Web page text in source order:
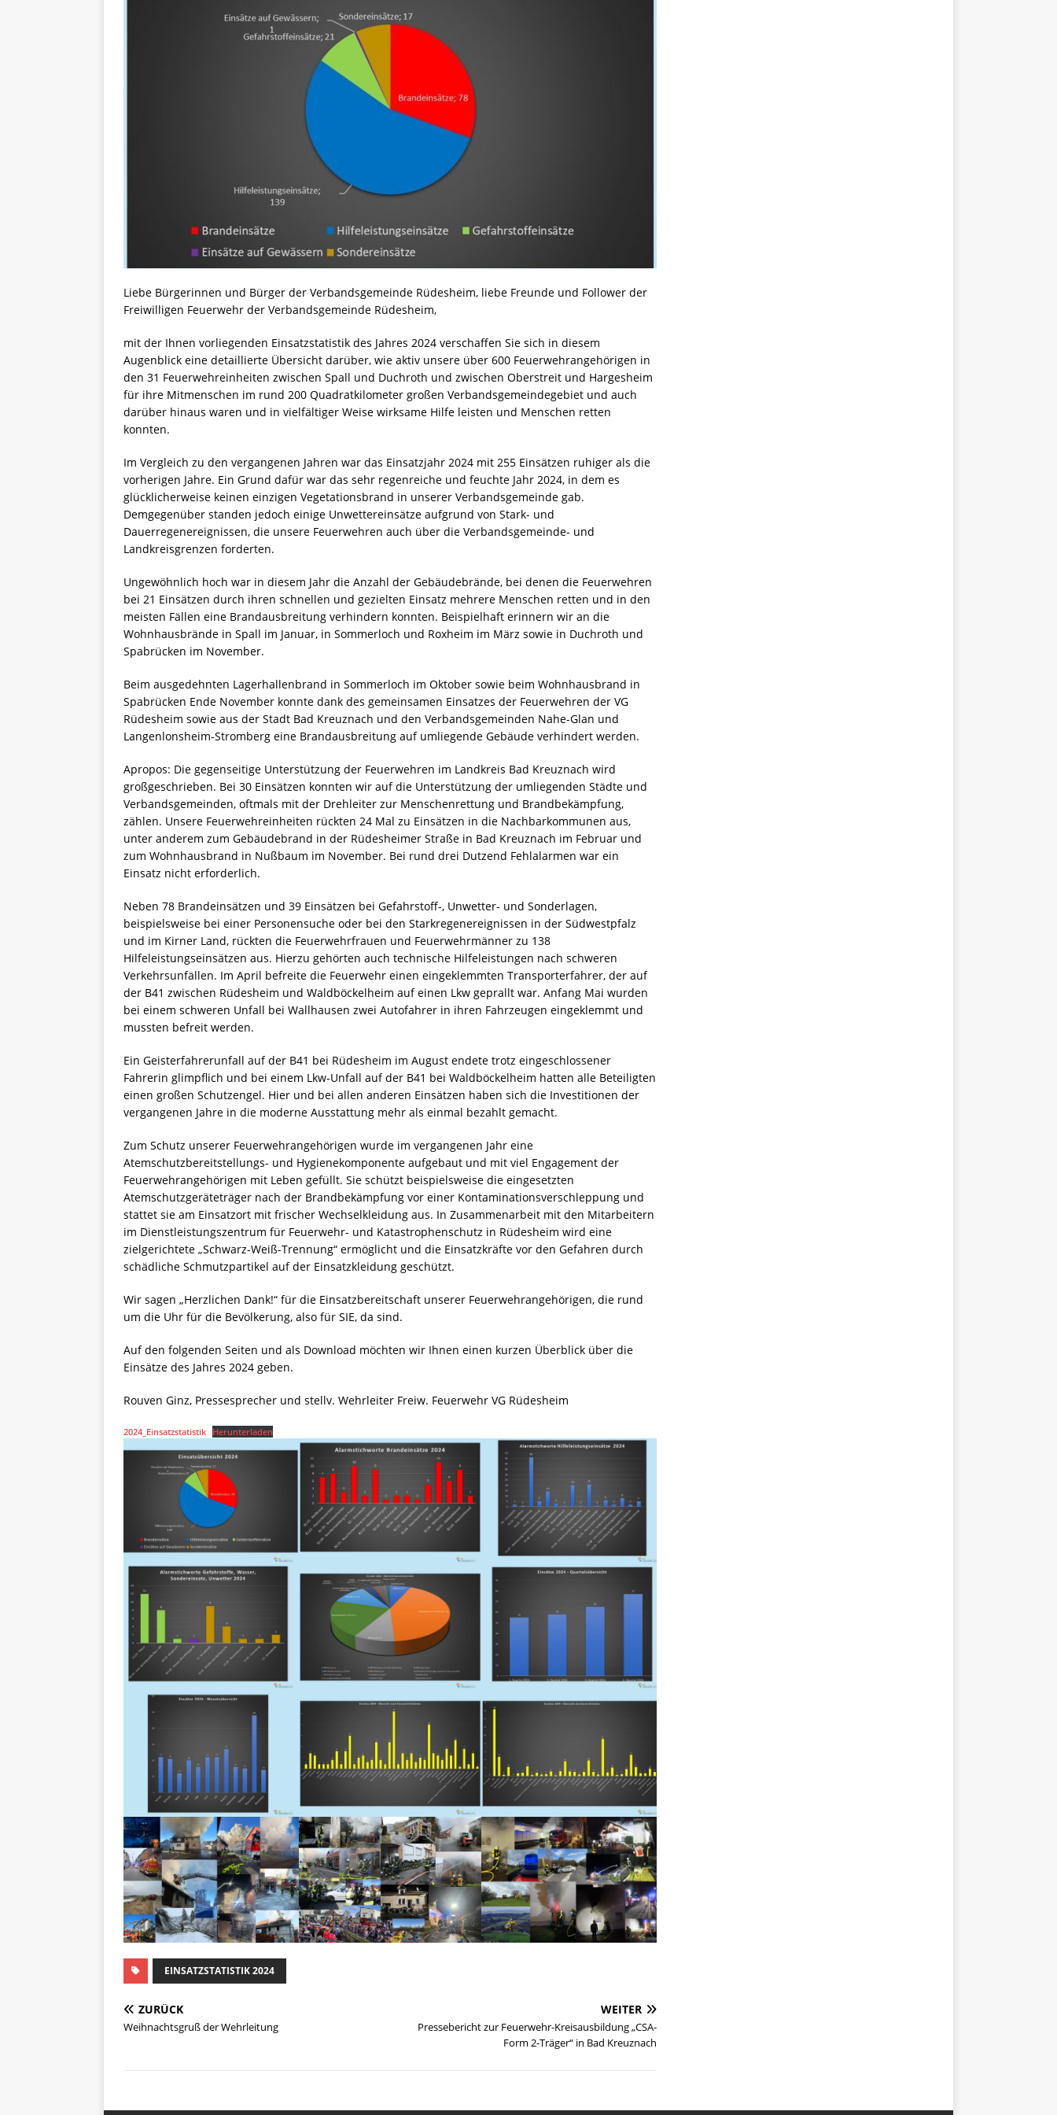
Liebe Bürgerinnen und Bürger der Verbandsgemeinde Rüdesheim, liebe Freunde und Follower der
Freiwilligen Feuerwehr der Verbandsgemeinde Rüdesheim,
mit der Ihnen vorliegenden Einsatzstatistik des Jahres 2024 verschaffen Sie sich in diesem
Augenblick eine detaillierte Übersicht darüber, wie aktiv unsere über 600 Feuerwehrangehörigen in
den 31 Feuerwehreinheiten zwischen Spall und Duchroth und zwischen Oberstreit und Hargesheim
für ihre Mitmenschen im rund 200 Quadratkilometer großen Verbandsgemeindegebiet und auch
darüber hinaus waren und in vielfältiger Weise wirksame Hilfe leisten und Menschen retten
konnten.
Im Vergleich zu den vergangenen Jahren war das Einsatzjahr 2024 mit 255 Einsätzen ruhiger als die
vorherigen Jahre. Ein Grund dafür war das sehr regenreiche und feuchte Jahr 2024, in dem es
glücklicherweise keinen einzigen Vegetationsbrand in unserer Verbandsgemeinde gab.
Demgegenüber standen jedoch einige Unwettereinsätze aufgrund von Stark- und
Dauerregenereignissen, die unsere Feuerwehren auch über die Verbandsgemeinde- und
Landkreisgrenzen forderten.
Ungewöhnlich hoch war in diesem Jahr die Anzahl der Gebäudebrände, bei denen die Feuerwehren
bei 21 Einsätzen durch ihren schnellen und gezielten Einsatz mehrere Menschen retten und in den
meisten Fällen eine Brandausbreitung verhindern konnten. Beispielhaft erinnern wir an die
Wohnhausbrände in Spall im Januar, in Sommerloch und Roxheim im März sowie in Duchroth und
Spabrücken im November.
Beim ausgedehnten Lagerhallenbrand in Sommerloch im Oktober sowie beim Wohnhausbrand in
Spabrücken Ende November konnte dank des gemeinsamen Einsatzes der Feuerwehren der VG
Rüdesheim sowie aus der Stadt Bad Kreuznach und den Verbandsgemeinden Nahe-Glan und
Langenlonsheim-Stromberg eine Brandausbreitung auf umliegende Gebäude verhindert werden.
Apropos: Die gegenseitige Unterstützung der Feuerwehren im Landkreis Bad Kreuznach wird
großgeschrieben. Bei 30 Einsätzen konnten wir auf die Unterstützung der umliegenden Städte und
Verbandsgemeinden, oftmals mit der Drehleiter zur Menschenrettung und Brandbekämpfung,
zählen. Unsere Feuerwehreinheiten rückten 24 Mal zu Einsätzen in die Nachbarkommunen aus,
unter anderem zum Gebäudebrand in der Rüdesheimer Straße in Bad Kreuznach im Februar und
zum Wohnhausbrand in Nußbaum im November. Bei rund drei Dutzend Fehlalarmen war ein
Einsatz nicht erforderlich.
Neben 78 Brandeinsätzen und 39 Einsätzen bei Gefahrstoff-, Unwetter- und Sonderlagen,
beispielsweise bei einer Personensuche oder bei den Starkregenereignissen in der Südwestpfalz
und im Kirner Land, rückten die Feuerwehrfrauen und Feuerwehrmänner zu 138
Hilfeleistungseinsätzen aus. Hierzu gehörten auch technische Hilfeleistungen nach schweren
Verkehrsunfällen. Im April befreite die Feuerwehr einen eingeklemmten Transporterfahrer, der auf
der B41 zwischen Rüdesheim und Waldböckelheim auf einen Lkw geprallt war. Anfang Mai wurden
bei einem schweren Unfall bei Wallhausen zwei Autofahrer in ihren Fahrzeugen eingeklemmt und
mussten befreit werden.
Ein Geisterfahrerunfall auf der B41 bei Rüdesheim im August endete trotz eingeschlossener
Fahrerin glimpflich und bei einem Lkw-Unfall auf der B41 bei Waldböckelheim hatten alle Beteiligten
einen großen Schutzengel. Hier und bei allen anderen Einsätzen haben sich die Investitionen der
vergangenen Jahre in die moderne Ausstattung mehr als einmal bezahlt gemacht.
Zum Schutz unserer Feuerwehrangehörigen wurde im vergangenen Jahr eine
Atemschutzbereitstellungs- und Hygienekomponente aufgebaut und mit viel Engagement der
Feuerwehrangehörigen mit Leben gefüllt. Sie schützt beispielsweise die eingesetzten
Atemschutzgeräteträger nach der Brandbekämpfung vor einer Kontaminationsverschleppung und
stattet sie am Einsatzort mit frischer Wechselkleidung aus. In Zusammenarbeit mit den Mitarbeitern
im Dienstleistungszentrum für Feuerwehr- und Katastrophenschutz in Rüdesheim wird eine
zielgerichtete „Schwarz-Weiß-Trennung“ ermöglicht und die Einsatzkräfte vor den Gefahren durch
schädliche Schmutzpartikel auf der Einsatzkleidung geschützt.
Wir sagen „Herzlichen Dank!“ für die Einsatzbereitschaft unserer Feuerwehrangehörigen, die rund
um die Uhr für die Bevölkerung, also für SIE, da sind.
Auf den folgenden Seiten und als Download möchten wir Ihnen einen kurzen Überblick über die
Einsätze des Jahres 2024 geben.
Rouven Ginz, Pressesprecher und stellv. Wehrleiter Freiw. Feuerwehr VG Rüdesheim
2024_Einsatzstatistik Herunterladen
EINSATZSTATISTIK 2024
ZURÜCK
Weihnachtsgruß der Wehrleitung
WEITER
Pressebericht zur Feuerwehr-Kreisausbildung „CSA-
Form 2-Träger“ in Bad Kreuznach